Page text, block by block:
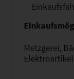
Metzgerei,